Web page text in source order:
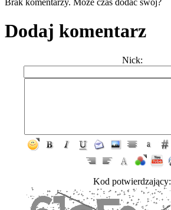
Dodaj komentarz
Nick:
Kod potwierdzający: